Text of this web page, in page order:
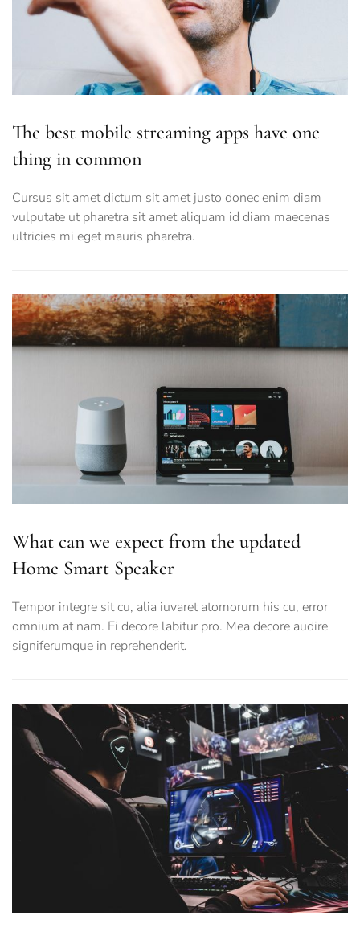
The best mobile streaming apps have one
thing in common
Cursus sit amet dictum sit amet justo donec enim diam
vulputate ut pharetra sit amet aliquam id diam maecenas
ultricies mi eget mauris pharetra.
What can we expect from the updated
Home Smart Speaker
Tempor integre sit cu, alia iuvaret atomorum his cu, error
omnium at nam. Ei decore labitur pro. Mea decore audire
signiferumque in reprehenderit.